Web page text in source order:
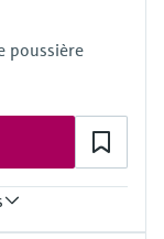
poussière